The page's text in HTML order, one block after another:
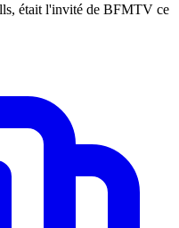
était l'invité de BFMTV ce